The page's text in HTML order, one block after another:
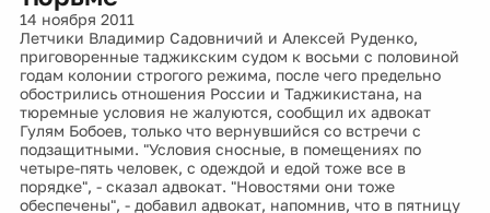
14 ноября 2011
Летчики Владимир Садовничий и Алексей Руденко,
приговоренные таджикским судом к восьми с половиной
годам колонии строгого режима, после чего предельно
обострились отношения России и Таджикистана, на
тюремные условия не жалуются, сообщил их адвокат
Гулям Бобоев, только что вернувшийся со встречи с
подзащитными. "Условия сносные, в помещениях по
четыре-пять человек, с одеждой и едой тоже все в
порядке", - сказал адвокат. "Новостями они тоже
обеспечены", - добавил адвокат, напомнив, что в пятницу